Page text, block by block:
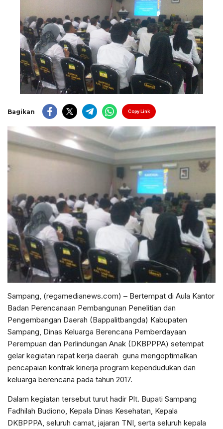
Bagikan Copy Link
Sampang, (regamedianews.com) – Bertempat di Aula Kantor
Badan Perencanaan Pembangunan Penelitian dan
Pengembangan Daerah (Bappalitbangda) Kabupaten
Sampang, Dinas Keluarga Berencana Pemberdayaan
Perempuan dan Perlindungan Anak (DKBPPPA) setempat
gelar kegiatan rapat kerja daerah guna mengoptimalkan
pencapaian kontrak kinerja program kependudukan dan
keluarga berencana pada tahun 2017.
Dalam kegiatan tersebut turut hadir Plt. Bupati Sampang
Fadhilah Budiono, Kepala Dinas Kesehatan, Kepala
DKBPPPA, seluruh camat, jajaran TNI, serta seluruh kepala